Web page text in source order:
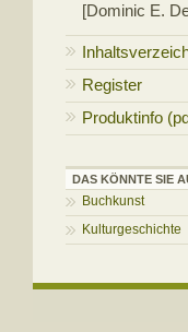
[Dominic E.
Register
Produktinfo
DAS KÖNNTE SIE
Buchkunst
Kulturgeschichte